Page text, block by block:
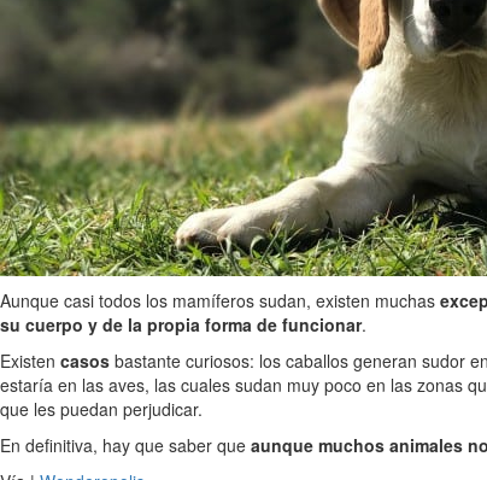
Aunque casi todos los mamíferos sudan, existen muchas
su cuerpo y de la propia forma de funcionar.
Existen casos bastante curiosos: los caballos generan sudor
estaría en las aves, las cuales sudan muy poco en las zonas
que les puedan perjudicar.
En definitiva, hay que saber que aunque muchos animales